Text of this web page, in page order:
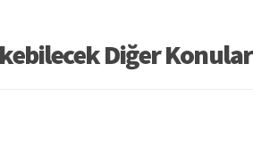
Diğer Konular